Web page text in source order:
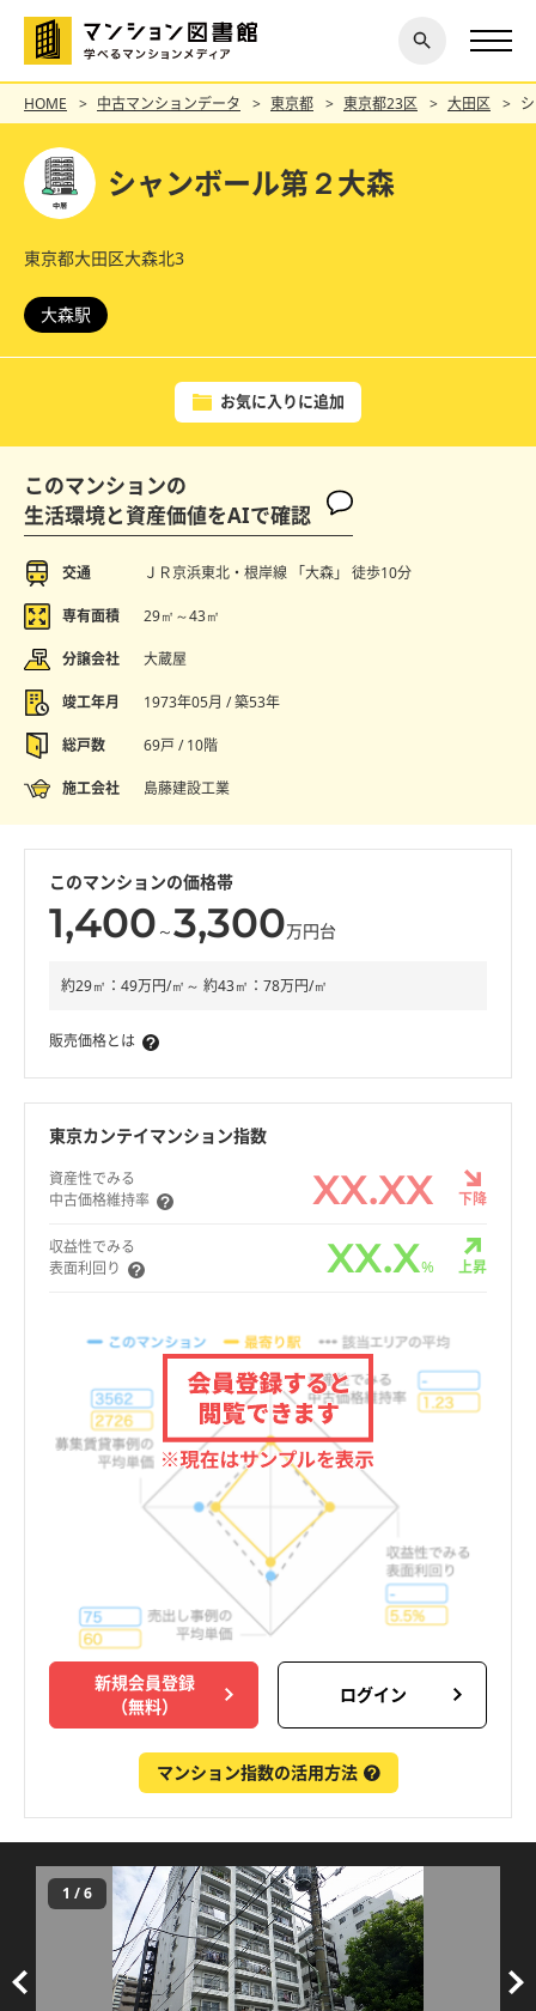
探す
閉じ
る
HOME 中古マンションデータ 東京都 東京都23区 大田区
シャンボール第２大森
東京都大田区大森北3
大森駅
お気に入りに追加
このマンションの
生活環境と資産価値をAIで確認
交通 ＪＲ京浜東北・根岸線 「大森」 徒歩10分
専有面積 29㎡～43㎡
分譲会社 大蔵屋
竣工年月 1973年05月 / 築53年
総戸数 69戸 / 10階
施工会社 島藤建設工業
このマンションの価格帯
1,400 ～3,300万円台
約29㎡：49万円/㎡～ 約43㎡：78万円/㎡
販売価格とは
東京カンテイマンション指数
資産性でみる
中古価格維持率
XX.XX 下降
収益性でみる
表面利回り
XX.X% 上昇
新規会員登録
（無料）
ログイン
マンション指数の活用方法
1 /6